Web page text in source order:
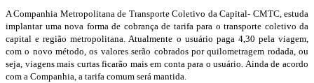
A Companhia Metropolitana de Transporte Coletivo da Capital- CMTC, estuda
implantar uma nova forma de cobrança de tarifa para o transporte coletivo da
capital e região metropolitana. Atualmente o usuário paga 4,30 pela viagem,
com o novo método, os valores serão cobrados por quilometragem rodada, ou
seja, viagens mais curtas ficarão mais em conta para o usuário. Ainda de acordo
com a Companhia, a tarifa comum será mantida.